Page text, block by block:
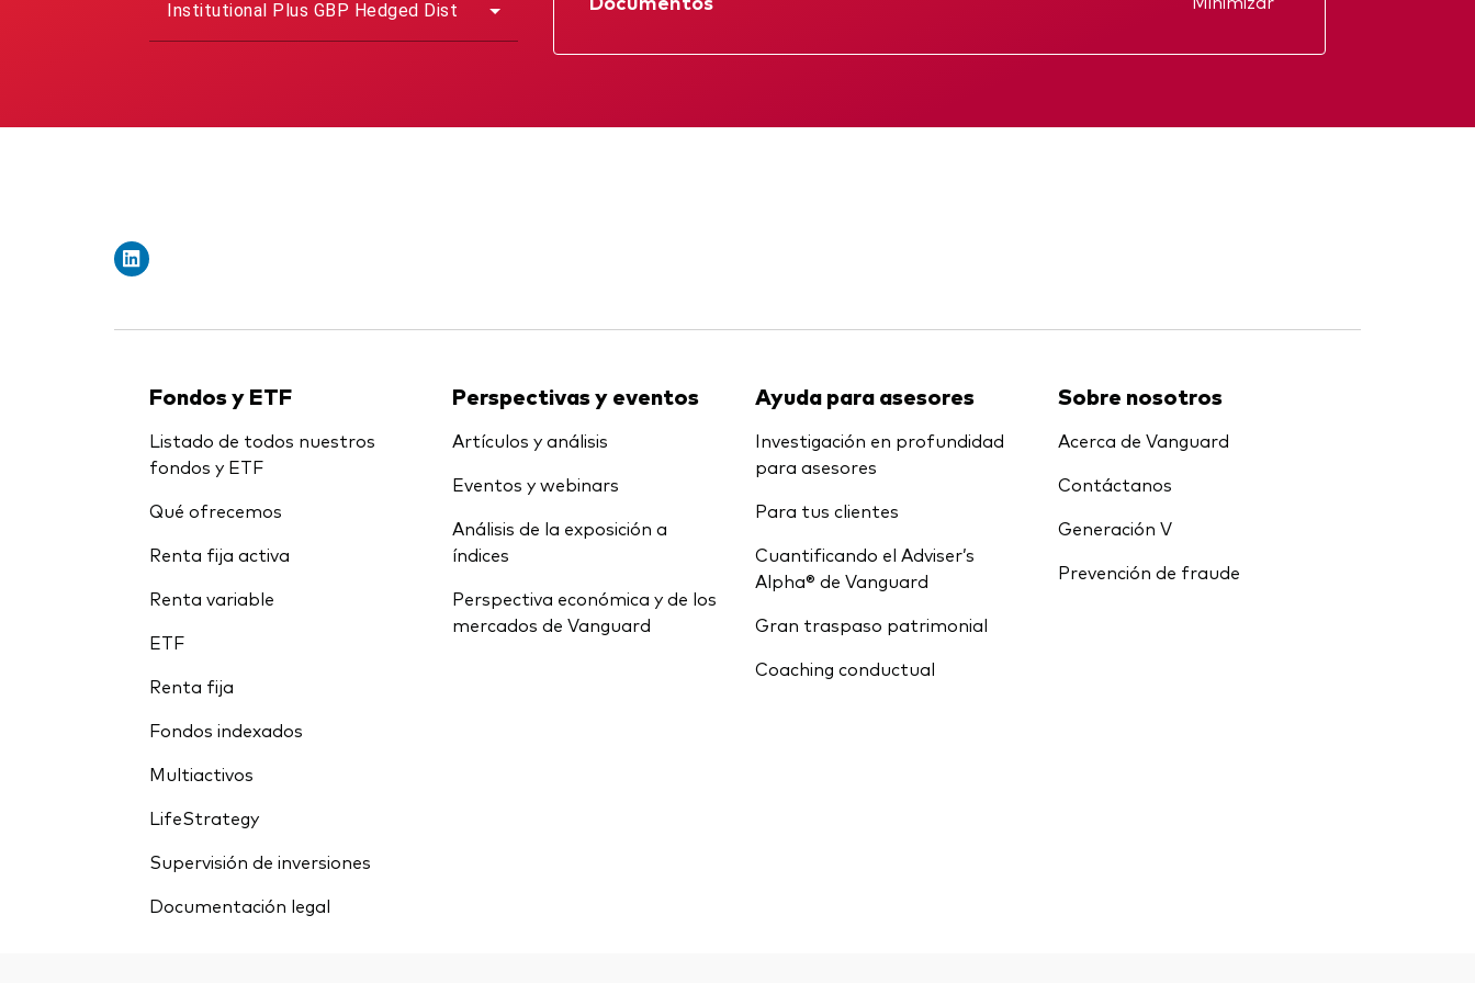
LifeStrategy
Institutional Plus GBP Hedged Dist
Ficha
Folleto
Informe anual
Fondos y ETF
Listado de todos nuestros
fondos y ETF
Qué ofrecemos
Renta fija activa
Renta variable
ETF
Renta fija
Fondos indexados
Multiactivos
LifeStrategy
Supervisión de inversiones
Documentación legal
Perspectivas y eventos
Artículos y análisis
Eventos y webinars
Análisis de la exposición a
índices
Perspectiva económica y de los
mercados de Vanguard
Ayuda para asesores
Investigación en profundidad
para asesores
Para tus clientes
Cuantificando el Adviser’s
Alpha® de Vanguard
Gran traspaso patrimonial
Coaching conductual
Sobre nosotros
Acerca de Vanguard
Contáctanos
Generación V
Prevención de fraude